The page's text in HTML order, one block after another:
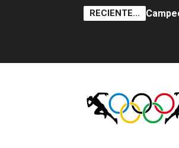
RECIENTE...
Tour